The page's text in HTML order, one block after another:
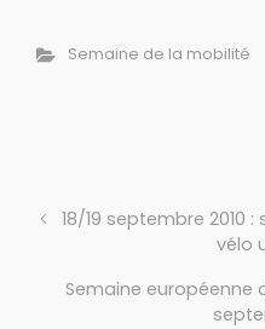
Semaine de la mobilité
18/19 septembre 2010
vélo
Semaine européenne